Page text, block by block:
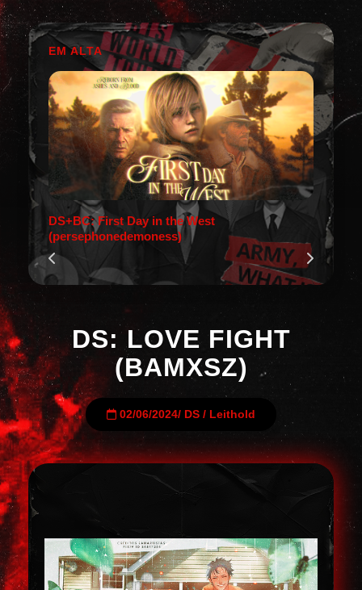
EM ALTA
DS+BC: First Day in the West
(persephonedemoness)
DS: LOVE FIGHT
(BAMXSZ)
02/06/2024/ DS / Leithold